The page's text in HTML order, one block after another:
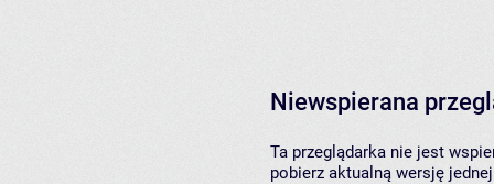
Niewspierana
Ta przeglądarka nie jest
pobierz aktualną wersję